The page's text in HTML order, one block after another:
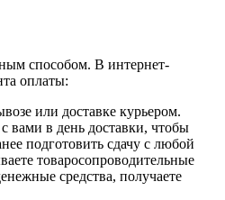
способом. В интернет-
оплаты:
или доставке курьером.
вами в день доставки, чтобы
подготовить сдачу с любой
товаросопроводительные
средства, получаете